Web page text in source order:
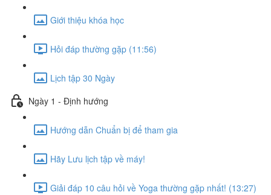
Giới thiệu khóa học
Hỏi đáp thường gặp (11:56)
Lịch tập 30 Ngày
Ngày 1 - Định hướng
Hướng dẫn Chuẩn bị để tham gia
Hãy Lưu lịch tập về máy!
Giải đáp 10 câu hỏi về Yoga thường gặp nhất! (13:27)